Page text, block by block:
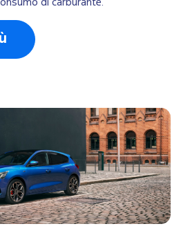
di carburante.